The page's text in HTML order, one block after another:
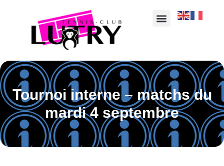
Tournoi interne – matchs du
mardi 4 septembre